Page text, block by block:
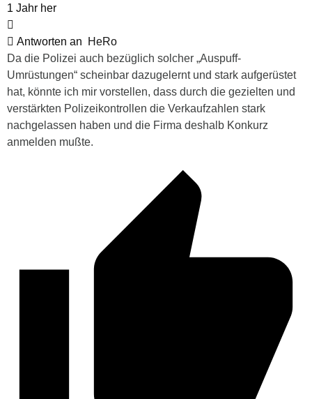
1 Jahr her
Antworten an
HeRo
Da die Polizei auch bezüglich solcher „Auspuff-
Umrüstungen“ scheinbar dazugelernt und stark aufgerüstet
hat, könnte ich mir vorstellen, dass durch die gezielten und
verstärkten Polizeikontrollen die Verkaufzahlen stark
nachgelassen haben und die Firma deshalb Konkurz
anmelden mußte.